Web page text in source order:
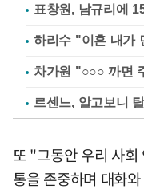
표창원, 남규리에
하리수 "이혼 내가
차가원 "○○○ 까면
르센느, 알고보니
또 "그동안 우리 사회
통을 존중하며 대화